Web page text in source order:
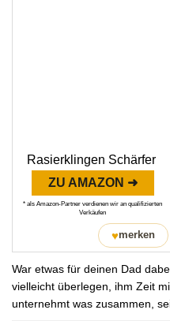
Rasierklingen Schärfer
ZU AMAZON ➜
* als Amazon-Partner verdienen wir an qualifizierten
Verkäufen
♥merken
War etwas für deinen Dad
vielleicht überlegen, ihm Zeit
unternehmt was zusammen,